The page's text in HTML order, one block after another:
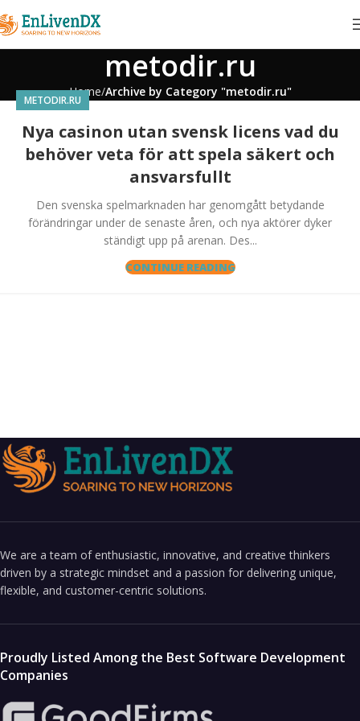
metodir.ru
Home Archive by Category "metodir.ru"
METODIR.RU
Nya casinon utan svensk licens vad du
behöver veta för att spela säkert och
ansvarsfullt
Den svenska spelmarknaden har genomgått betydande
förändringar under de senaste åren, och nya aktörer dyker
ständigt upp på arenan. Des...
CONTINUE READING
We are a team of enthusiastic, innovative, and creative thinkers
driven by a strategic mindset and a passion for delivering unique,
flexible, and customer-centric solutions.
Proudly Listed Among the Best Software Development
Companies